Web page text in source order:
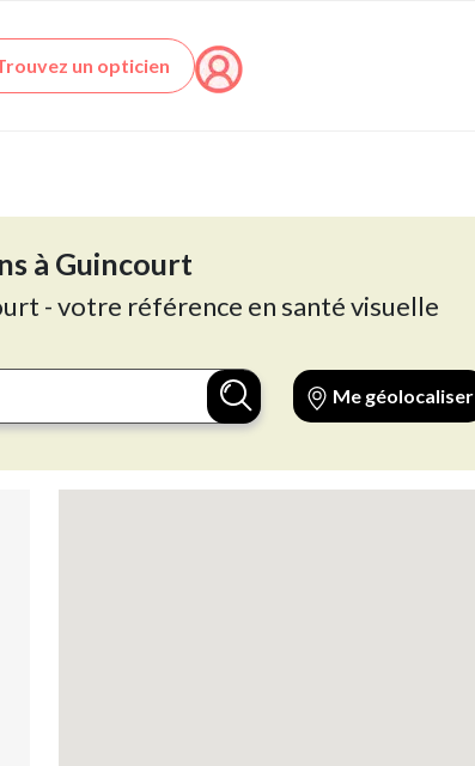
un opticien
à Guincourt
- votre référence en santé visuelle
Me géolocaliser